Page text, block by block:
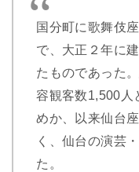
国分町に歌舞伎
で、大正２年に
たものであった
容観客数1,500人
めか、以来仙台
く、仙台の演芸
た。